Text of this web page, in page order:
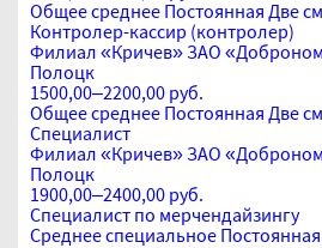
Общее среднее Постоянная Две
Контролер-кассир (контролер)
Филиал «Кричев» ЗАО
Полоцк
1500,00–2200,00 руб.
Общее среднее Постоянная Две
Специалист
Филиал «Кричев» ЗАО
Полоцк
1900,00–2400,00 руб.
Специалист по мерчендайзингу
Среднее специальное Постоянная